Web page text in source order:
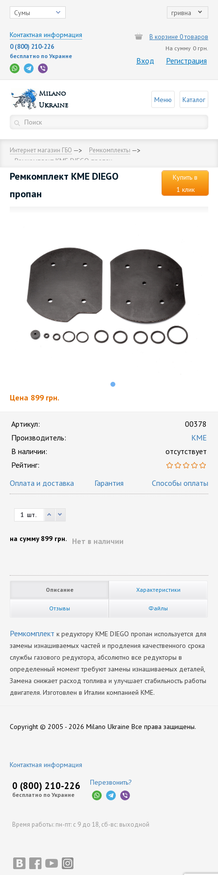
Сумы гривна
Контактная информация
0 (800) 210-226
бесплатно по Украине
В корзине 0 товаров
На сумму 0 грн.
Вход Регистрация
Milano
Ukraine
Меню Каталог
Интернет магазин ГБО Ремкомплекты
Ремкомплект KME DIEGO пропан
Ремкомплект KME DIEGO
пропан
Купить в
1 клик
Цена 899 грн.
Артикул:
00378
Производитель:
KME
В наличии:
отсутствует
Рейтинг:
Оплата и доставка
Гарантия Способы оплаты
шт.
Нет в наличии
на сумму 899 грн.
Описание Характеристики
Отзывы Файлы
Ремкомплект к редуктору KME DIEGO пропан используется для
замены изнашиваемых частей и продления качественного срока
службы газового редуктора, абсолютно все редукторы в
определенный момент требуют замены изнашиваемых деталей,
Замена снижает расход топлива и улучшает стабильность работы
двигателя. Изготовлен в Италии компанией KME.
Copyright © 2005 - 2026 Milano Ukraine Все права защищены.
Контактная информация
0 (800) 210-226
бесплатно по Украине
Перезвонить?
Время работы: пн-пт: с 9 до 18, сб-вс: выходной